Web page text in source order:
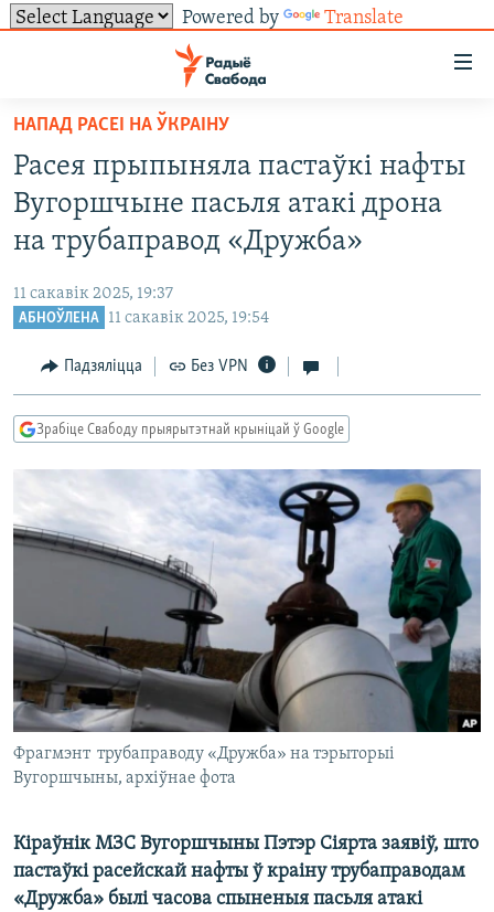
Powered by Translate
ўнівэрсальнага
доступу
Перайсьці
да
галоўнага
зьместу
Перайсьці
да
галоўнай
Перайсьці
да
пошуку
УСЕ НАВІНЫ
ВІДЭА І ФОТА
ПАЛІТЫКА
БЕЛАРУСЫ НА ВАЙНЕ
КУЛЬТУРА
КАЛЯНДАР
ТОЛЬКІ НА СВАБОДЗЕ
ГІСТОРЫЯ НА СВАБОДЗЕ
АЎДЫЁКНІГІ
НА ХВАЛЯХ СВАБОДЫ
СУВЯЗЬ
ПАДЗЯЛІЦЦА ІНФАРМАЦЫЯЙ
RSS
TWITTER
САЧЫЦЕ ЗА АБНАЎЛЕНЬНЯМІ
Усе сайты РС/РСЭ
НАПАД РАСЕІ НА ЎКРАІНУ
Расея прыпыняла пастаўкі нафты
Вугоршчыне пасьля атакі дрона
на трубаправод «Дружба»
11 сакавік 2025, 19:37
АБНОЎЛЕНА 11 сакавік 2025, 19:54
Падзяліцца Без VPN
Зрабіце Свабоду прыярытэтнай крыніцай ў Google
Фрагмэнт трубаправоду «Дружба» на тэрыторыі
Вугоршчыны, архіўнае фота
Кіраўнік МЗС Вугоршчыны Пэтэр Сіярта заявіў, што
пастаўкі расейскай нафты ў краіну трубаправодам
«Дружба» былі часова спыненыя пасьля атакі